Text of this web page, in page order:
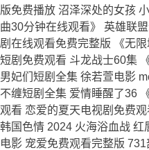
版免费播放 沼泽深处的女孩
曲30分钟在线观看》 英雄联
剧在线观看免费完整版 《无
短剧免费观看 斗龙战士60集
男妃们短剧全集 徐若萱电影
不缠短剧全集 爱情睡醒了36
观看 恋爱的夏天电视剧免费
韩国色情 2024 火海浴血战
电影 宠爱免费观看完整版